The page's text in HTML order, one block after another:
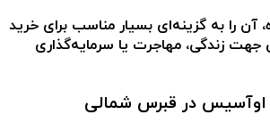
آن را به گزینه‌ای بسیار مناسب برای خرید
جهت زندگی، مهاجرت یا سرمایه‌گذاری
اوآسیس در قبرس شمالی